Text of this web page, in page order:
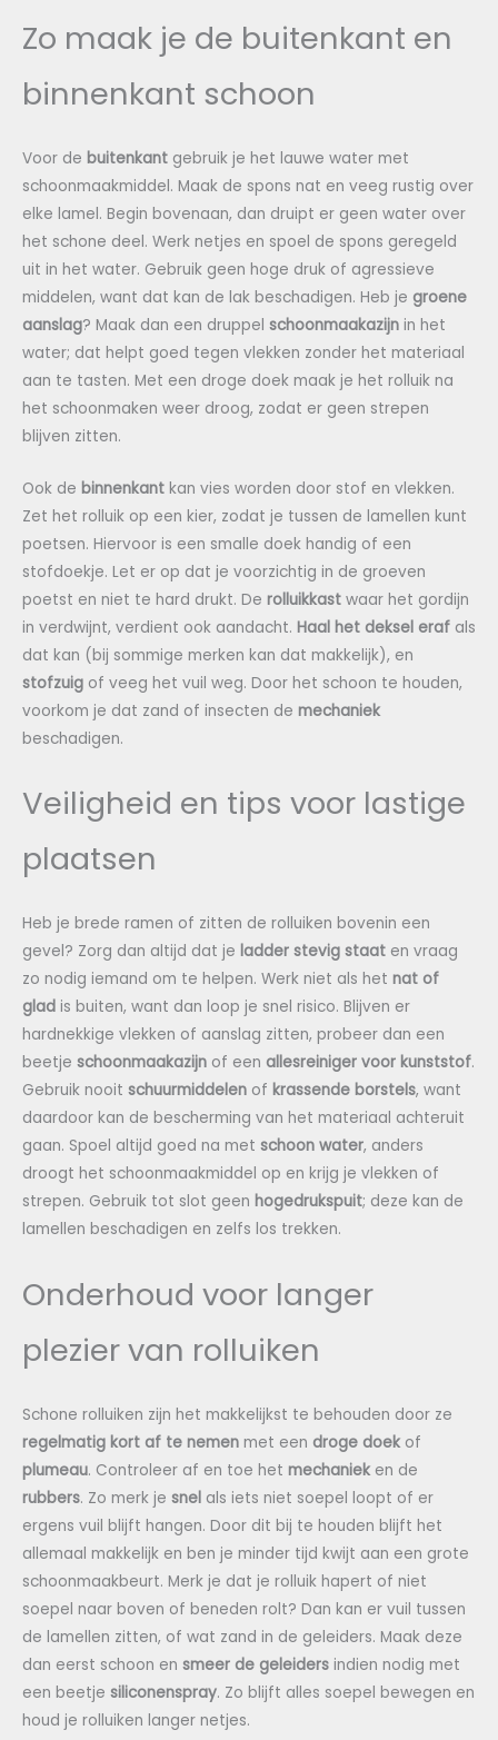
Zo maak je de buitenkant en
binnenkant schoon
Voor de buitenkant gebruik je het lauwe water met
schoonmaakmiddel. Maak de spons nat en veeg rustig over
elke lamel. Begin bovenaan, dan druipt er geen water over
het schone deel. Werk netjes en spoel de spons geregeld
uit in het water. Gebruik geen hoge druk of agressieve
middelen, want dat kan de lak beschadigen. Heb je groene
aanslag? Maak dan een druppel schoonmaakazijn in het
water; dat helpt goed tegen vlekken zonder het materiaal
aan te tasten. Met een droge doek maak je het rolluik na
het schoonmaken weer droog, zodat er geen strepen
blijven zitten.
Ook de binnenkant kan vies worden door stof en vlekken.
Zet het rolluik op een kier, zodat je tussen de lamellen kunt
poetsen. Hiervoor is een smalle doek handig of een
stofdoekje. Let er op dat je voorzichtig in de groeven
poetst en niet te hard drukt. De rolluikkast waar het gordijn
in verdwijnt, verdient ook aandacht. Haal het deksel eraf als
dat kan (bij sommige merken kan dat makkelijk), en
stofzuig of veeg het vuil weg. Door het schoon te houden,
voorkom je dat zand of insecten de mechaniek
beschadigen.
Veiligheid en tips voor lastige
plaatsen
Heb je brede ramen of zitten de rolluiken bovenin een
gevel? Zorg dan altijd dat je ladder stevig staat en vraag
zo nodig iemand om te helpen. Werk niet als het nat of
glad is buiten, want dan loop je snel risico. Blijven er
hardnekkige vlekken of aanslag zitten, probeer dan een
beetje schoonmaakazijn of een allesreiniger voor kunststof.
Gebruik nooit schuurmiddelen of krassende borstels, want
daardoor kan de bescherming van het materiaal achteruit
gaan. Spoel altijd goed na met schoon water, anders
droogt het schoonmaakmiddel op en krijg je vlekken of
strepen. Gebruik tot slot geen hogedrukspuit; deze kan de
lamellen beschadigen en zelfs los trekken.
Onderhoud voor langer
plezier van rolluiken
Schone rolluiken zijn het makkelijkst te behouden door ze
regelmatig kort af te nemen met een droge doek of
plumeau. Controleer af en toe het mechaniek en de
rubbers. Zo merk je snel als iets niet soepel loopt of er
ergens vuil blijft hangen. Door dit bij te houden blijft het
allemaal makkelijk en ben je minder tijd kwijt aan een grote
schoonmaakbeurt. Merk je dat je rolluik hapert of niet
soepel naar boven of beneden rolt? Dan kan er vuil tussen
de lamellen zitten, of wat zand in de geleiders. Maak deze
dan eerst schoon en smeer de geleiders indien nodig met
een beetje siliconenspray. Zo blijft alles soepel bewegen en
houd je rolluiken langer netjes.